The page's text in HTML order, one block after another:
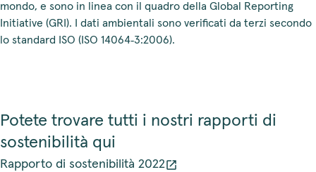
mondo, e sono in linea con il quadro della Global Reporting
Initiative (GRI). I dati ambientali sono verificati da terzi secondo
lo standard ISO (ISO 14064‑3:2006).
Potete trovare tutti i nostri rapporti di
sostenibilità qui
Rapporto di sostenibilità 2022